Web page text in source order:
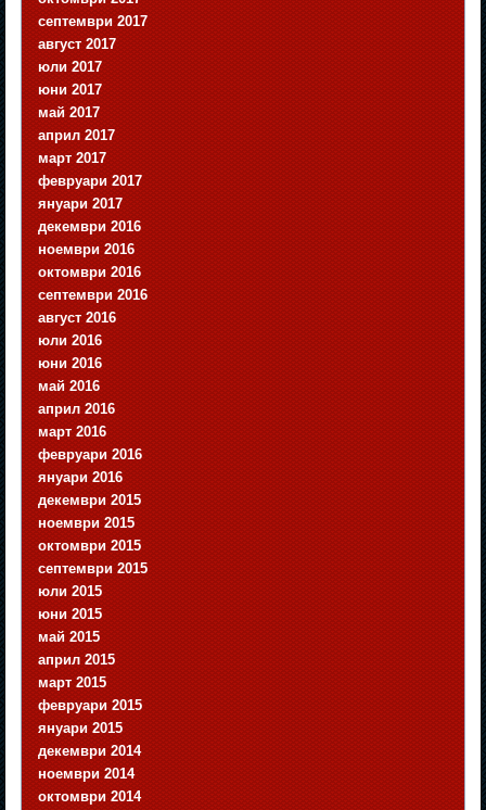
септември 2017
август 2017
юли 2017
юни 2017
май 2017
април 2017
март 2017
февруари 2017
януари 2017
декември 2016
ноември 2016
октомври 2016
септември 2016
август 2016
юли 2016
юни 2016
май 2016
април 2016
март 2016
февруари 2016
януари 2016
декември 2015
ноември 2015
октомври 2015
септември 2015
юли 2015
юни 2015
май 2015
април 2015
март 2015
февруари 2015
януари 2015
декември 2014
ноември 2014
октомври 2014